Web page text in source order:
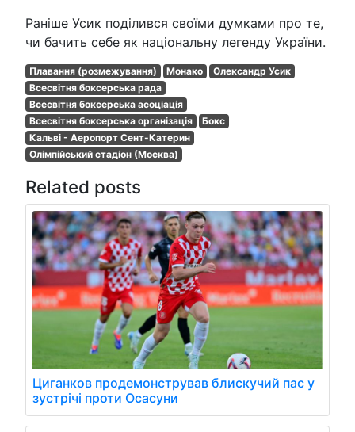
Раніше Усик поділився своїми думками про те,
чи бачить себе як національну легенду України.
Плавання (розмежування) Монако
Олександр Усик
Всесвітня боксерська рада
Всесвітня боксерська асоціація
Всесвітня боксерська організація
Бокс
Кальві - Аеропорт Сент-Катерин
Олімпійський стадіон (Москва)
Related posts
Циганков продемонстрував блискучий пас у
зустрічі проти Осасуни